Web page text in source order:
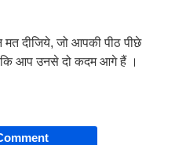
दीजिये, जो आपकी पीठ पीछे
कि आप उनसे दो कदम आगे हैं ।